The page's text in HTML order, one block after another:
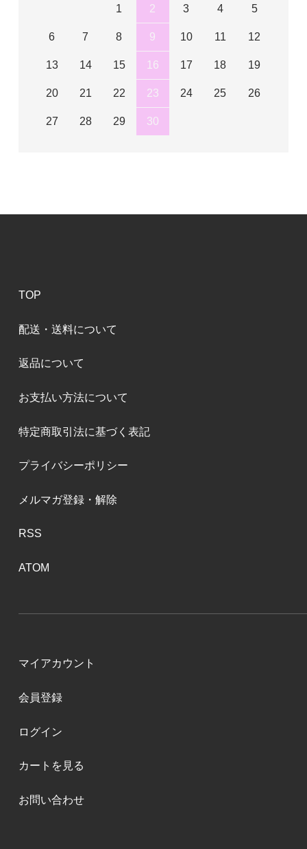
1 2 3 4 5
6 7 8 9 10 11 12
13 14 15 16 17 18 19
20 21 22 23 24 25 26
27 28 29 30
TOP
配送・送料について
返品について
お支払い方法について
特定商取引法に基づく表記
プライバシーポリシー
メルマガ登録・解除
RSS
ATOM
マイアカウント
会員登録
ログイン
カートを見る
お問い合わせ